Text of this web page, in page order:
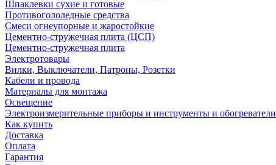
Шпаклевки сухие и готовые
Противогололедные средства
Смеси огнеупорные и жаростойкие
Цементно-стружечная плита (ЦСП)
Цементно-стружечная плита
Электротовары
Вилки, Выключатели, Патроны, Розетки
Кабели и провода
Материалы для монтажа
Освещение
Электроизмерительные приборы и инструменты и обогреватели
Как купить
Доставка
Оплата
Гарантия